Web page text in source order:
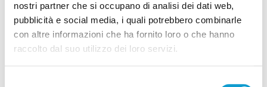
nostri partner che si occupano di analisi dei dati web,
pubblicità e social media, i quali potrebbero combinarle
con altre informazioni che ha fornito loro o che hanno
raccolto dal suo utilizzo dei loro servizi.
Samb-Lanciano 4-0, entrano Sgarbi e Perrotta
e cambia tutto, doppietta di Faggioli
di Pier Paolo Flammini